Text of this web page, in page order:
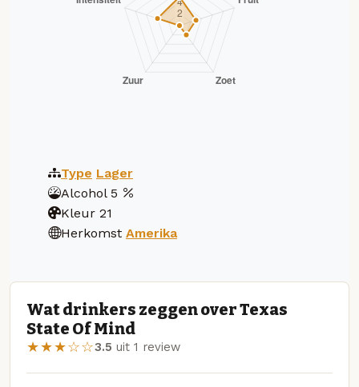
Type Lager
Alcohol 5
Kleur 21
Herkomst Amerika
Wat drinkers zeggen over Texas
State Of Mind
★★★☆☆3.5 uit 1 review